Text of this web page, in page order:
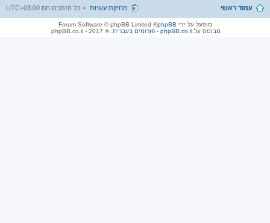
עמוד ראשי כל הזמנים הם UTC+03:00 מחיקת עוגיות
מופעל על ידי phpBB
® Forum Software © phpBB Limited
מבוסס על phpBB.co.il - פורומים בעברית . © 2017 - phpBB.co.il.